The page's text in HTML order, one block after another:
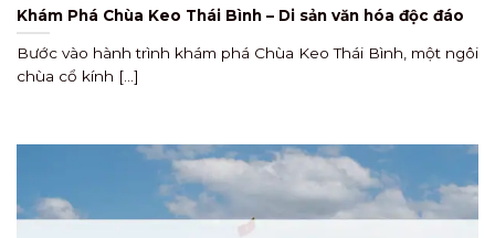
Khám Phá Chùa Keo Thái Bình – Di sản văn hóa độc đáo
Bước vào hành trình khám phá Chùa Keo Thái Bình, một ngôi
chùa cổ kính [...]